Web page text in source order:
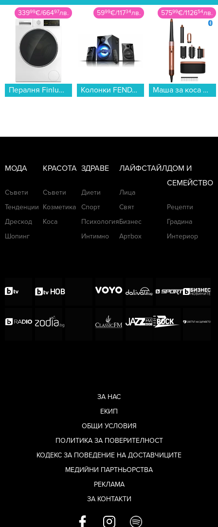
5999€/11734лв.
Колонки FENDA F380X 2.1...
57599€/112654лв.
Маша за коса Dyson AIRWRAP HS08 i.d.™ AmSi/PkCp (123682-01) , 1300 W...
27999€/54762лв.
Пералня Crown CTL6012W , 1200 об./мин., 6.00 kg, C , Бял...
МОДА
Съвети
Тенденции
Дрескод
Шопинг
КРАСОТА
Съвети
Козметика
Коса
ЗДРАВЕ
Диети
Спорт
Психология
Интимно
ЛАЙФСТАЙЛ
Лица
Свят
Бизнес
Артbox
ДОМ И
СЕМЕЙСТВО
Рецепти
Градина
Интериор
ЗА НАС
ЕКИП
ОБЩИ УСЛОВИЯ
ПОЛИТИКА ЗА ПОВЕРИТЕЛНОСТ
КОДЕКС ЗА ПОВЕДЕНИЕ НА ДОСТАВЧИЦИТЕ
МЕДИЙНИ ПАРТНЬОРСТВА
РЕКЛАМА
ЗА КОНТАКТИ